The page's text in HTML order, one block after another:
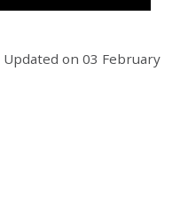
Updated on 03 February